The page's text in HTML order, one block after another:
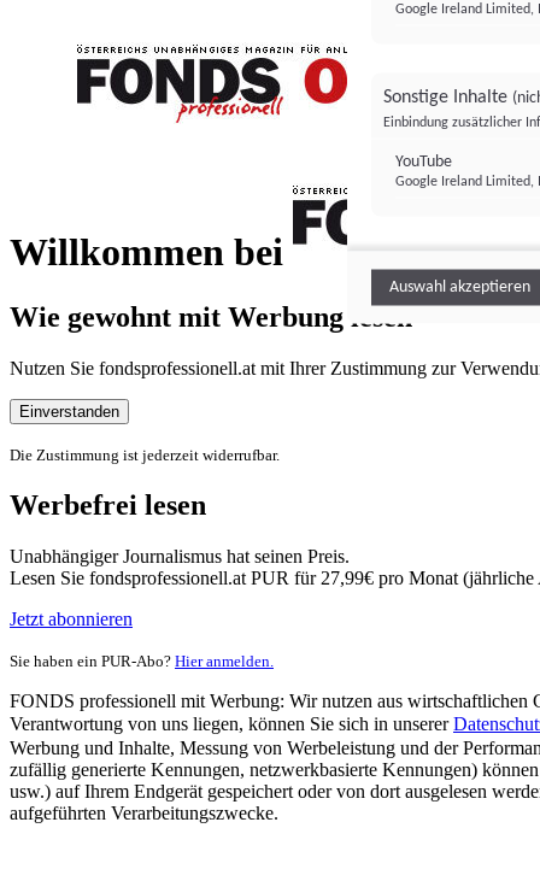
Willkommen bei
FONDS
Wie gewohnt mit Werbung lesen
Nutzen Sie fondsprofessionell.at mit Ihrer Zustimmung zur
Einverstanden
Die Zustimmung ist jederzeit widerrufbar.
Werbefrei lesen
Unabhängiger Journalismus hat seinen Preis.
Lesen Sie fondsprofessionell.at PUR für 27,99€ pro Monat
Jetzt abonnieren
Sie haben ein PUR-Abo? Hier anmelden.
FONDS professionell mit Werbung: Wir nutzen aus wirtschaftlichen
Verantwortung von uns liegen, können Sie sich in unserer
Werbung und Inhalte, Messung von Werbeleistung und der
zufällig generierte Kennungen, netzwerkbasierte Kennungen)
usw.) auf Ihrem Endgerät gespeichert oder von dort ausgelesen
aufgeführten Verarbeitungszwecke.
Google Ireland Limited,
Sonstige Inhalte
Einbindung zusätzlicher
YouTube
Google Ireland Limited,
Auswahl akzeptieren